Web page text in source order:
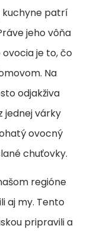
kuchyne patrí
jeho vôňa
je to, čo
Na
odjakživa
jednej várky
ovocný
chuťovky.
regióne
aj my. Tento
pripravili a